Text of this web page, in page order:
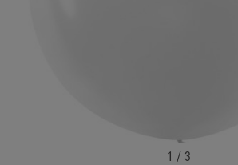
1 / 3